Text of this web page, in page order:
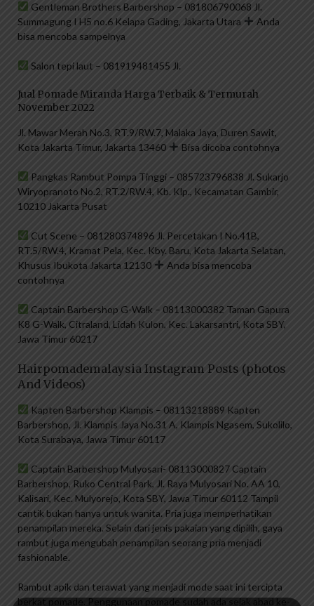
Gentleman Brothers Barbershop – 081806790068 Jl.
Summagung I H5 no.6 Kelapa Gading, Jakarta Utara
Anda
bisa mencoba sampelnya
Salon tepi laut – 081919481455 Jl.
Jual Pomade Miranda Harga Terbaik & Termurah
November 2022
Jl. Mawar Merah No.3, RT.9/RW.7, Malaka Jaya, Duren Sawit,
Kota Jakarta Timur, Jakarta 13460
Bisa dicoba contohnya
Pangkas Rambut Pompa Tinggi – 085723796838 Jl. Sukarjo
Wiryopranoto No.2, RT.2/RW.4, Kb. Klp., Kecamatan Gambir,
10210 Jakarta Pusat
Cut Scene – 081280374896 Jl. Percetakan I No.41B,
RT.5/RW.4, Kramat Pela, Kec. Kby. Baru, Kota Jakarta Selatan,
Khusus Ibukota Jakarta 12130
Anda bisa mencoba
contohnya
Captain Barbershop G-Walk – 08113000382 Taman Gapura
K8 G-Walk, Citraland, Lidah Kulon, Kec. Lakarsantri, Kota SBY,
Jawa Timur 60217
Hairpomademalaysia Instagram Posts (photos
And Videos)
Kapten Barbershop Klampis – 08113218889 Kapten
Barbershop, Jl. Klampis Jaya No.31 A, Klampis Ngasem, Sukolilo,
Kota Surabaya, Jawa Timur 60117
Captain Barbershop Mulyosari- 08113000827 Captain
Barbershop, Ruko Central Park, Jl. Raya Mulyosari No. AA 10,
Kalisari, Kec. Mulyorejo, Kota SBY, Jawa Timur 60112 Tampil
cantik bukan hanya untuk wanita. Pria juga memperhatikan
penampilan mereka. Selain dari jenis pakaian yang dipilih, gaya
rambut juga mengubah penampilan seorang pria menjadi
fashionable.
Rambut apik dan terawat yang menjadi mode saat ini tercipta
berkat pomade. Penggunaan pomade sudah ada sejak abad ke-